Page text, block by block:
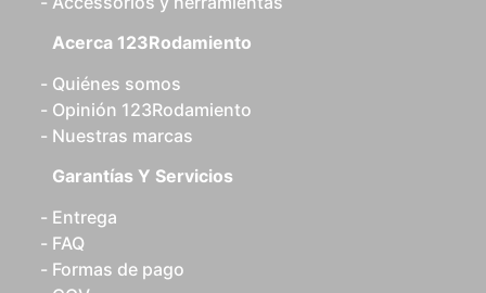
Acerca 123Rodamiento
Quiénes somos
Opinión 123Rodamiento
Nuestras marcas
Garantías Y Servicios
Entrega
FAQ
Formas de pago